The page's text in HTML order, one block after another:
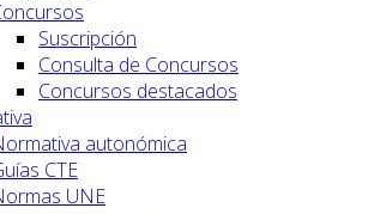
Suscripción
Consulta de Concursos
Concursos destacados
autonómica
CTE
UNE